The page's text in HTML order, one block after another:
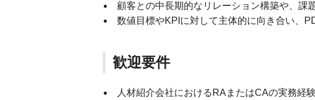
顧客との中長期的なリレーション構築や、課
数値目標やKPIに対して主体的に向き合い、
歓迎要件
人材紹介会社におけるRAまたはCAの実務経験